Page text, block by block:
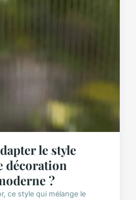
le style
décoration
?
ce style qui mélange le